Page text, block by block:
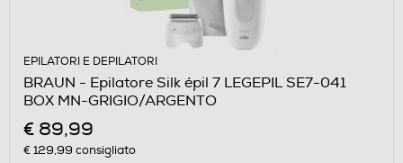
EPILATORI E DEPILATORI
BRAUN - Epilatore Silk épil 7 LEGEPIL SE7-041
BOX MN-GRIGIO/ARGENTO
€ 89,99
€ 129,99 consigliato